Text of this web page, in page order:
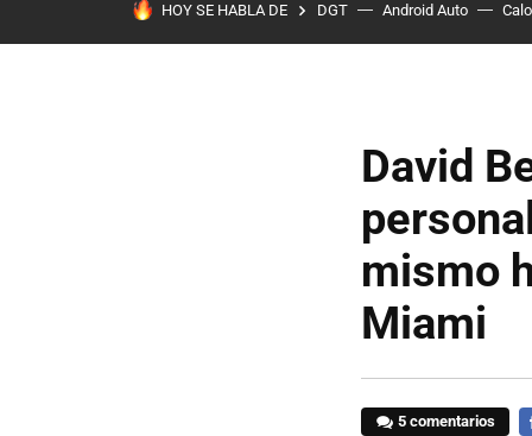
HOY SE HABLA DE DGT Android Auto
David
mismo
Miami
5 comentarios